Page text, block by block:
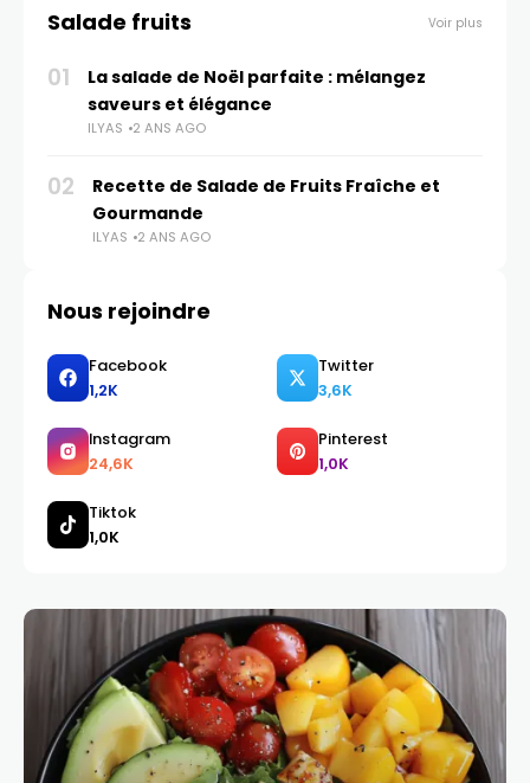
Salade fruits Voir plus
01
La salade de Noël parfaite : mélangez
saveurs et élégance
ILYAS 2 ANS AGO
02
Recette de Salade de Fruits Fraîche et
Gourmande
ILYAS 2 ANS AGO
Nous rejoindre
Facebook
1,2K
Twitter
3,6K
Instagram
24,6K
Pinterest
1,0K
Tiktok
1,0K